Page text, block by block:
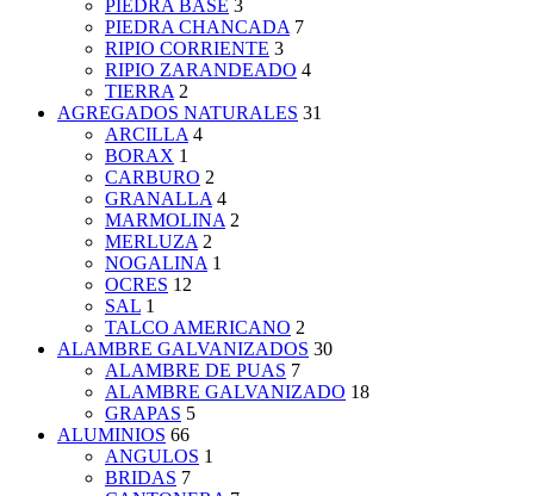
PIEDRA BASE 3
PIEDRA CHANCADA 7
RIPIO CORRIENTE 3
RIPIO ZARANDEADO 4
TIERRA 2
AGREGADOS NATURALES 31
ARCILLA 4
BORAX 1
CARBURO 2
GRANALLA 4
MARMOLINA 2
MERLUZA 2
NOGALINA 1
OCRES 12
SAL 1
TALCO AMERICANO 2
ALAMBRE GALVANIZADOS 30
ALAMBRE DE PUAS 7
ALAMBRE GALVANIZADO 18
GRAPAS 5
ALUMINIOS 66
ANGULOS 1
BRIDAS 7